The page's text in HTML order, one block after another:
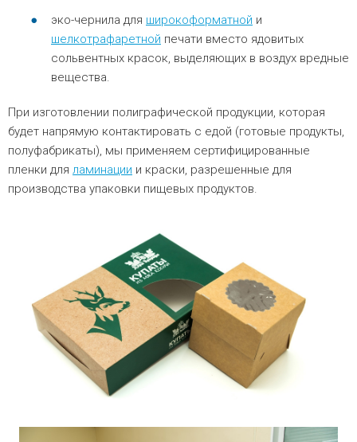
эко-чернила для широкоформатной и
шелкотрафаретной печати вместо ядовитых
сольвентных красок, выделяющих в воздух вредные
вещества.
При изготовлении полиграфической продукции, которая
будет напрямую контактировать с едой (готовые продукты,
полуфабрикаты), мы применяем сертифицированные
пленки для ламинации и краски, разрешенные для
производства упаковки пищевых продуктов.